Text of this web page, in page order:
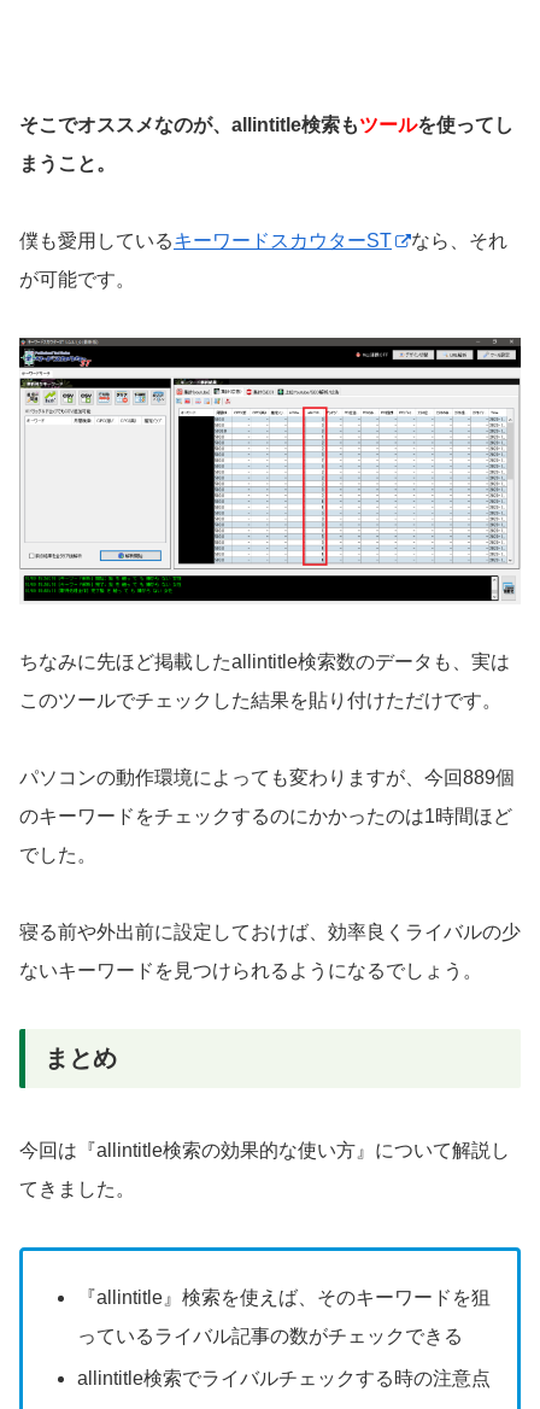
そこでオススメなのが、allintitle検索もツールを使ってし
まうこと。
僕も愛用しているキーワードスカウターST
なら、それ
が可能です。
ちなみに先ほど掲載したallintitle検索数のデータも、実は
このツールでチェックした結果を貼り付けただけです。
パソコンの動作環境によっても変わりますが、今回889個
のキーワードをチェックするのにかかったのは1時間ほど
でした。
寝る前や外出前に設定しておけば、効率良くライバルの少
ないキーワードを見つけられるようになるでしょう。
まとめ
今回は『allintitle検索の効果的な使い方』について解説し
てきました。
『allintitle』検索を使えば、そのキーワードを狙
っているライバル記事の数がチェックできる
allintitle検索でライバルチェックする時の注意点